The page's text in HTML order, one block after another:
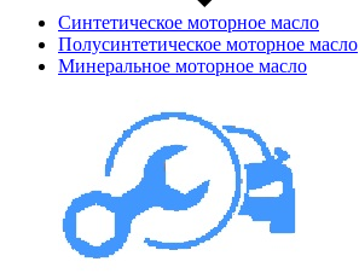
Синтетическое моторное масло
Полусинтетическое моторное масло
Минеральное моторное масло